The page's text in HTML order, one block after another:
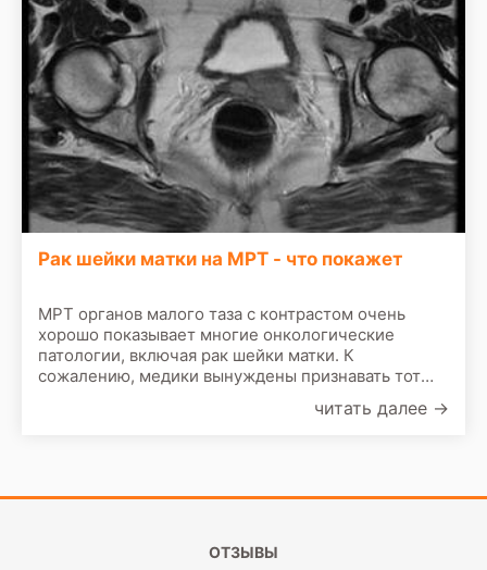
Рак шейки матки на МРТ - что покажет
МРТ органов малого таза с контрастом очень
хорошо показывает многие онкологические
патологии, включая рак шейки матки. К
сожалению, медики вынуждены признавать тот
планете. В России каждый день умирает 20
читать далее →
ОТЗЫВЫ